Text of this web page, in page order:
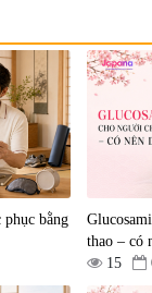
Viên uống hỗ trợ
mạch, ngừa tai
Plus &
80 viên
980.000 đ
bằng
thao – có
15